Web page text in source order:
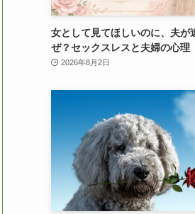
女として見てほしいのに、夫が
ぜ？セックスレスと夫婦の心理
2026年8月2日